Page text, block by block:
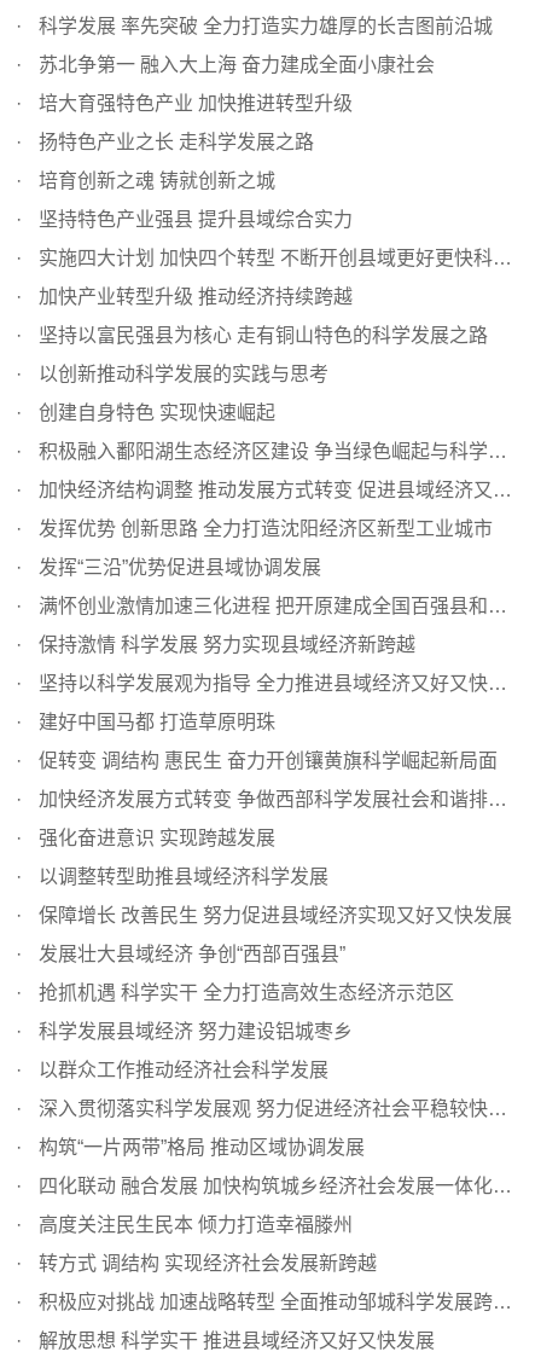
科学发展 率先突破 全力打造实力雄厚的长吉图前沿城
苏北争第一 融入大上海 奋力建成全面小康社会
培大育强特色产业 加快推进转型升级
扬特色产业之长 走科学发展之路
培育创新之魂 铸就创新之城
坚持特色产业强县 提升县域综合实力
实施四大计划 加快四个转型 不断开创县域更好更快科学发展...
加快产业转型升级 推动经济持续跨越
坚持以富民强县为核心 走有铜山特色的科学发展之路
以创新推动科学发展的实践与思考
创建自身特色 实现快速崛起
积极融入鄱阳湖生态经济区建设 争当绿色崛起与科学发展排头兵
加快经济结构调整 推动发展方式转变 促进县域经济又好又快...
发挥优势 创新思路 全力打造沈阳经济区新型工业城市
发挥“三沿”优势促进县域协调发展
满怀创业激情加速三化进程 把开原建成全国百强县和现代化中...
保持激情 科学发展 努力实现县域经济新跨越
坚持以科学发展观为指导 全力推进县域经济又好又快发展
建好中国马都 打造草原明珠
促转变 调结构 惠民生 奋力开创镶黄旗科学崛起新局面
加快经济发展方式转变 争做西部科学发展社会和谐排头兵
强化奋进意识 实现跨越发展
以调整转型助推县域经济科学发展
保障增长 改善民生 努力促进县域经济实现又好又快发展
发展壮大县域经济 争创“西部百强县”
抢抓机遇 科学实干 全力打造高效生态经济示范区
科学发展县域经济 努力建设铝城枣乡
以群众工作推动经济社会科学发展
深入贯彻落实科学发展观 努力促进经济社会平稳较快发展
构筑“一片两带”格局 推动区域协调发展
四化联动 融合发展 加快构筑城乡经济社会发展一体化新格局
高度关注民生民本 倾力打造幸福滕州
转方式 调结构 实现经济社会发展新跨越
积极应对挑战 加速战略转型 全面推动邹城科学发展跨越发展
解放思想 科学实干 推进县域经济又好又快发展